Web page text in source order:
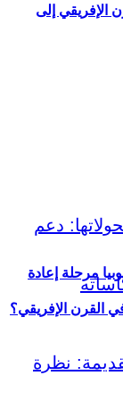
الإفريقي إلى
مرحلة إعادة
القرن الإفريقي؟